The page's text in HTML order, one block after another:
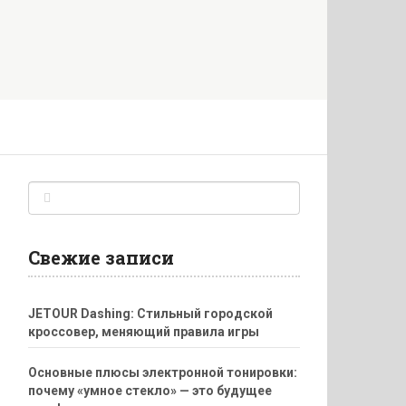
Свежие записи
JETOUR Dashing: Стильный городской
кроссовер, меняющий правила игры
Основные плюсы электронной тонировки:
почему «умное стекло» — это будущее